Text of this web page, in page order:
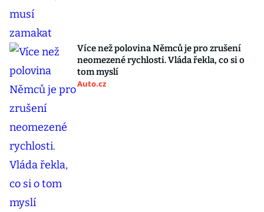
Více než polovina Němců je pro zrušení
neomezené rychlosti. Vláda řekla, co si o
tom myslí
Auto.cz